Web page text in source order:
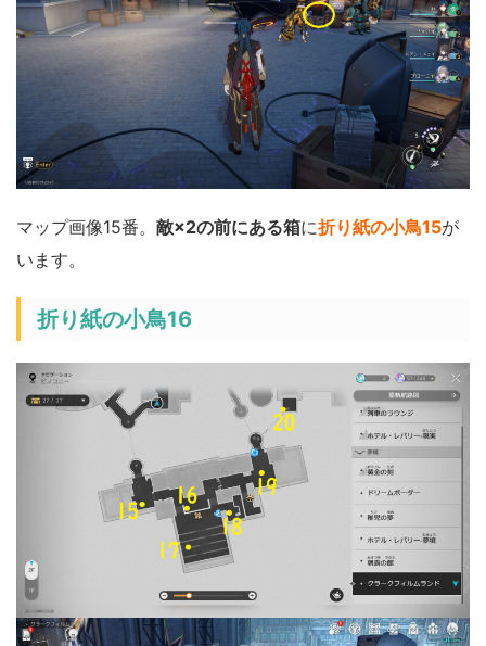
マップ画像15番。 敵×2の前にある箱に折り紙の小鳥15が
います。
折り紙の小鳥16